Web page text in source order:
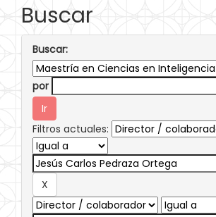
Buscar
Buscar:
por
Filtros actuales: